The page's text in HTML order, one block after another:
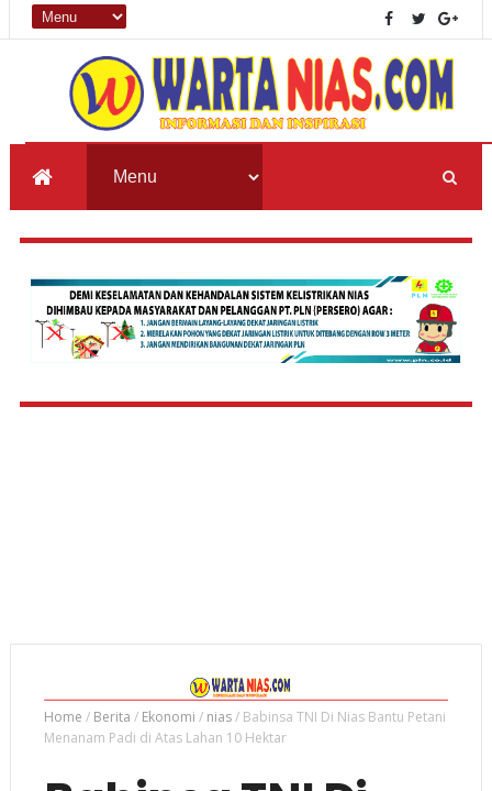
Home / Berita / Ekonomi / nias/ Babinsa TNI Di Nias Bantu Petani
Menanam Padi di Atas Lahan 10 Hektar